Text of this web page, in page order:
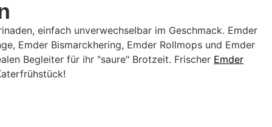
einfach unverwechselbar im Geschmack. Emder
Emder Bismarckhering, Emder Rollmops und Emder
Begleiter für ihr "saure" Brotzeit. Frischer Emder